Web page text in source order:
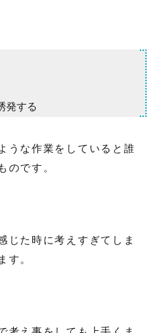
発する
うな作業をしていると誰
のです。
じた時に考えすぎてしま
す。